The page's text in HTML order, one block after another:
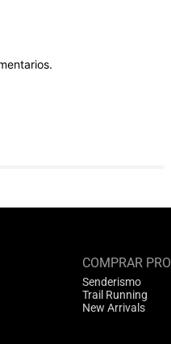
COMPRAR
Senderismo
Trail Running
New Arrivals